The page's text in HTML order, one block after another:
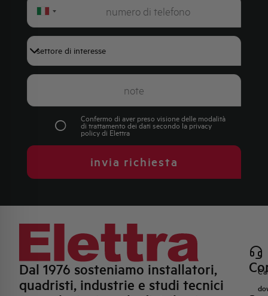
Italy
Confermo di aver preso visione delle modalità
di trattamento dei dati secondo la privacy
policydi Elettra
invia richiesta
Dal 1976 sosteniamo installatori,
quadristi, industrie e studi tecnici